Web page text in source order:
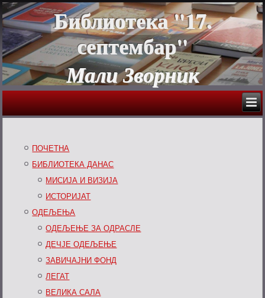
Библиотека "17.
септембар"
Мали Зворник
ПОЧЕТНА
БИБЛИОТЕКА ДАНАС
МИСИЈА И ВИЗИЈА
ИСТОРИЈАТ
ОДЕЉЕЊА
ОДЕЉЕЊЕ ЗА ОДРАСЛЕ
ДЕЧЈЕ ОДЕЉЕЊЕ
ЗАВИЧАЈНИ ФОНД
ЛЕГАТ
ВЕЛИКА САЛА